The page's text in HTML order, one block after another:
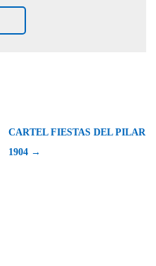
CARTEL FIESTAS DEL PILAR
1904 →